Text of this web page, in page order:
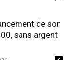
de son
sans argent